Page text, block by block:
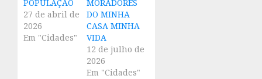
POPULAÇÃO
27 de abril de
2026
Em "Cidades"
MORADORES
DO MINHA
CASA MINHA
VIDA
12 de julho de
2026
Em "Cidades"